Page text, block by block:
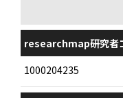
researchmap研究者
1000204235